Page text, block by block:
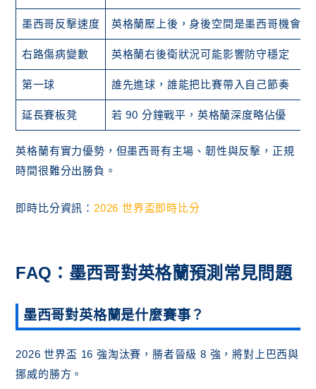
墨西哥反擊速度 英格蘭壓上後，身後空間是墨西哥機會
右路傷病變數 英格蘭右後衛狀況可能影響防守穩定
第一球 誰先進球，誰能把比賽帶入自己節奏
延長賽板凳 若 90 分鐘戰平，英格蘭深度略佔優
英格蘭有實力優勢，但墨西哥有主場、韌性與反擊，正規
時間很難分出勝負。
即時比分資訊： 2026 世界盃即時比分
FAQ：墨西哥對英格蘭預測常見問題
墨西哥對英格蘭是什麼賽事？
2026 世界盃 16 強淘汰賽，勝者晉級 8 強，將對上巴西與
挪威的勝方。